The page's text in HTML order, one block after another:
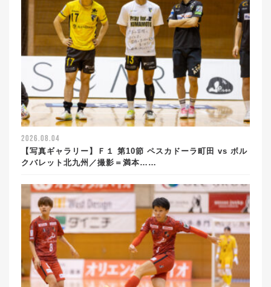
2026.08.04
【写真ギャラリー】Ｆ１ 第10節 ペスカドーラ町田 vs ボル
クバレット北九州／撮影＝満本……